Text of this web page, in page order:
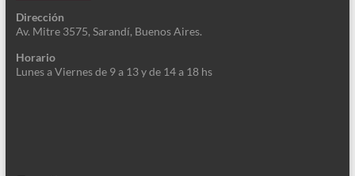
Dirección
Av. Mitre 3575, Sarandí, Buenos Aires.
Horario
Lunes a Viernes de 9 a 13 y de 14 a 18 hs